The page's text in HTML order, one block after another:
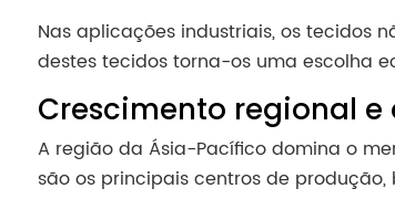
Nas aplicações industriais, os tecidos
destes tecidos torna-os uma escolha
Crescimento regional
A região da Ásia-Pacífico domina o
são os principais centros de